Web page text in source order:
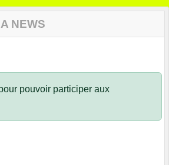
NEWS
pouvoir participer aux